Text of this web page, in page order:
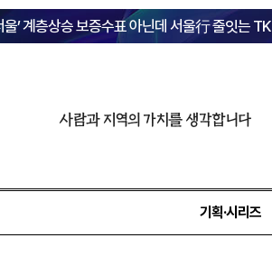
울’ 계층상승 보증수표 아닌데 서울行 줄잇는 TK
사람과 지역의 가치를 생각합니다
기획·시리즈